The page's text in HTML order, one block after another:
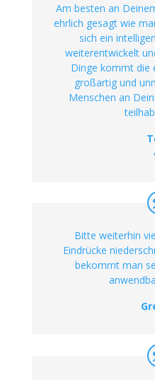
Am besten an
ehrlich gesagt wie
sich ein
weiterentwickelt
Dinge kommt die
großartig und
Menschen an
Bitte weiterhin
Eindrücke
bekommt man